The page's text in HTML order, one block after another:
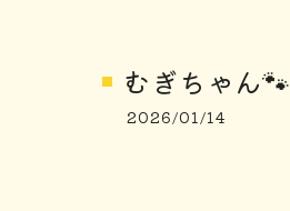
むぎちゃん🐾
2026/01/14